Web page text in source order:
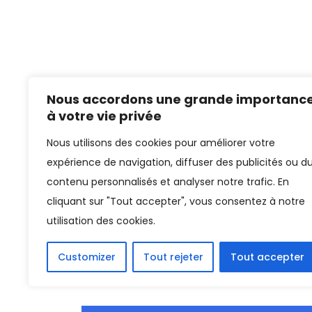
Nous accordons une grande
à votre vie privée
Nous utilisons des cookies pour améliorer votre
expérience de navigation, diffuser des publicités ou
contenu personnalisés et analyser notre trafic. En
cliquant sur "Tout accepter", vous consentez à notre
utilisation des cookies.
Customizer Tout rejeter Tout accepter